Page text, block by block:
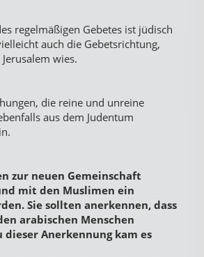
regelmäßigen Gebetes ist jüdisch
auch die Gebetsrichtung,
wies.
die reine und unreine
aus dem Judentum
zur neuen Gemeinschaft
mit den Muslimen ein
Sie sollten anerkennen, dass
arabischen Menschen
dieser Anerkennung kam es